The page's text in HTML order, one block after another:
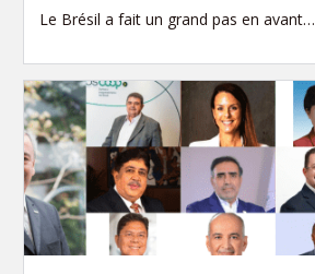
Le Brésil a fait un grand pas en avant…